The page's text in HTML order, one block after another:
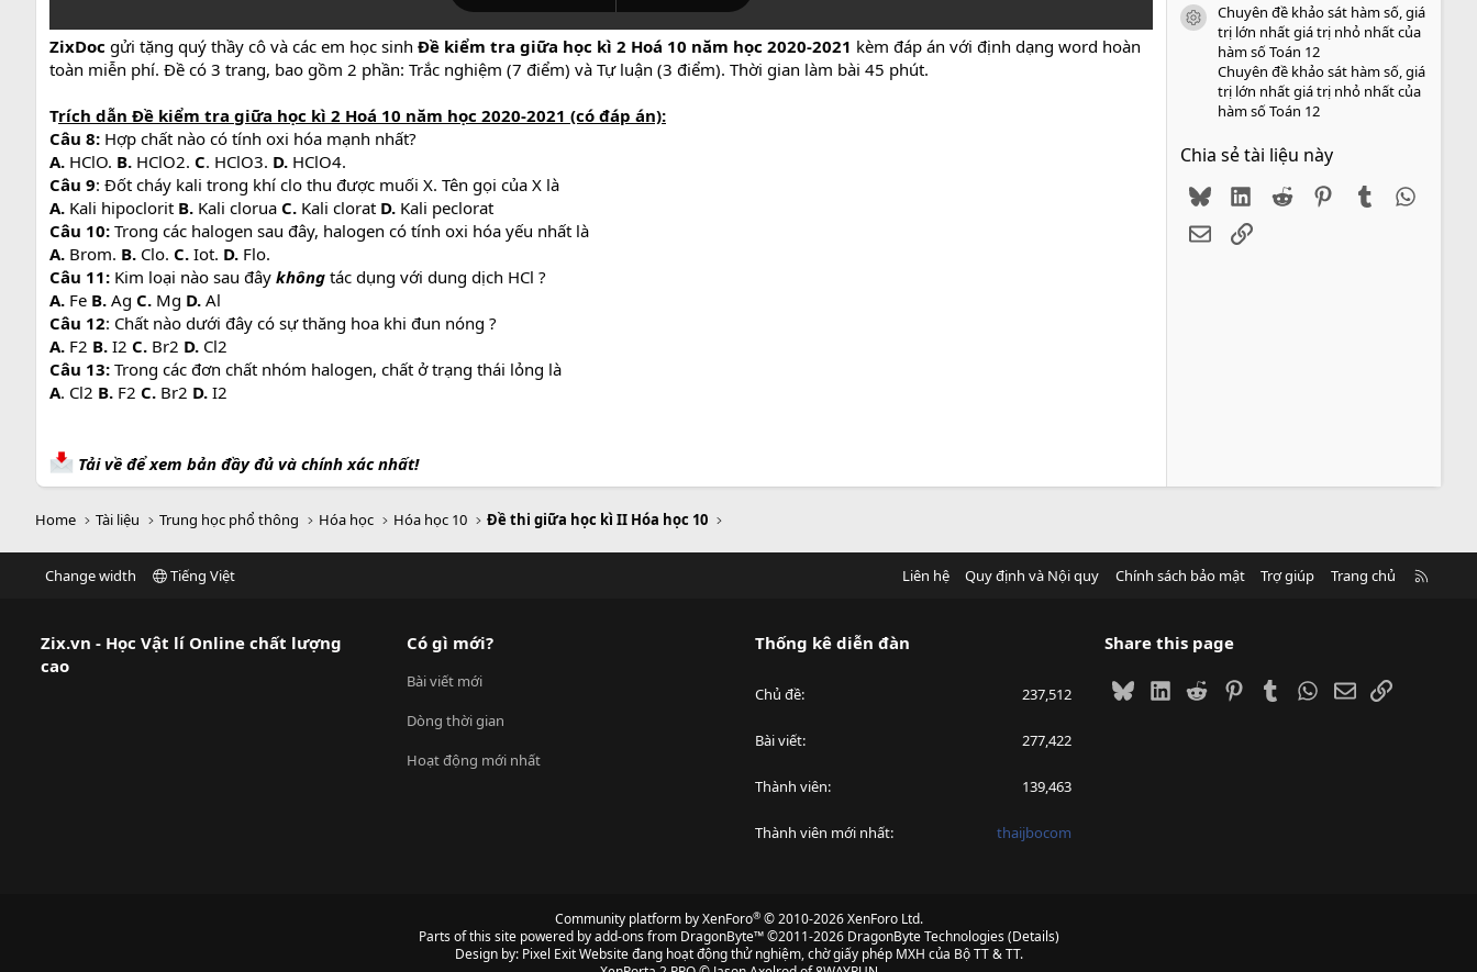
ZixDoc gửi tặng quý thầy cô và các em học sinh Đề kiểm tra giữa học kì 2 Hoá 10 năm học 2020-2021 kèm đáp án với định dạng word hoàn
toàn miễn phí. Đề có 3 trang, bao gồm 2 phần: Trắc nghiệm (7 điểm) và Tự luận (3 điểm). Thời gian làm bài 45 phút.
Trích dẫn Đề kiểm tra giữa học kì 2 Hoá 10 năm học 2020-2021 (có đáp án):
Câu 8: Hợp chất nào có tính oxi hóa mạnh nhất?
A. HClO. B. HClO2. C. HClO3. D. HClO4.
Câu 9: Đốt cháy kali trong khí clo thu được muối X. Tên gọi của X là
A. Kali hipoclorit B. Kali clorua C. Kali clorat D. Kali peclorat
Câu 10: Trong các halogen sau đây, halogen có tính oxi hóa yếu nhất là
A. Brom. B. Clo. C. Iot. D. Flo.
Câu 11: Kim loại nào sau đây không tác dụng với dung dịch HCl ?
A. Fe B. Ag C. Mg D. Al
Câu 12: Chất nào dưới đây có sự thăng hoa khi đun nóng ?
A. F2 B. I2 C. Br2 D. Cl2
Câu 13: Trong các đơn chất nhóm halogen, chất ở trạng thái lỏng là
A. Cl2 B. F2 C. Br2 D. I2
Tải về để xem bản đầy đủ và chính xác nhất!
icon tài liệu
Chuyên đề khảo sát hàm số, giá
trị lớn nhất giá trị nhỏ nhất của
hàm số Toán 12
Chuyên đề khảo sát hàm số, giá
trị lớn nhất giá trị nhỏ nhất của
hàm số Toán 12
Chia sẻ tài liệu này
BlueskyLinkedIn
Reddit PinterestTumblr
EmailLink
Home Tài liệu Trung học phổ thông Hóa học Hóa học 10 Đề thi giữa học kì II Hóa học 10
Change width Tiếng Việt Liên hệ Quy định và Nội quy Chính sách bảo mật Trợ giúp Trang chủ
Zix.vn - Học Vật lí Online chất lượng
cao
Có gì mới?
Bài viết mới
Dòng thời gian
Hoạt động mới nhất
Thống kê diễn đàn
Chủ đề 237,512
Bài viết 277,422
Thành viên 139,463
Thành viên mới nhất thaijbocom
Share this page
BlueskyLinkedIn
Reddit PinterestTumblrWhatsApp
EmailLink
Community platform by XenForo® © 2010-2026 XenForo Ltd.
Parts of this site powered byadd-ons from DragonByte™©2011-2026 DragonByte Technologies(Details)
Design by: Pixel ExitWebsite đang hoạt động thử nghiệm, chờ giấy phép MXH của Bộ TT & TT.